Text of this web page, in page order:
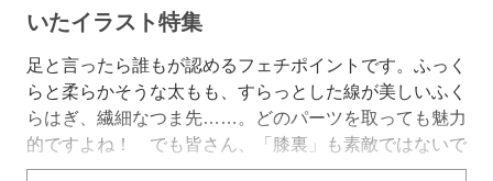
いたイラスト特集
足と言ったら誰もが認めるフェチポイントです。ふっく
らと柔らかそうな太もも、すらっとした線が美しいふく
らはぎ、繊細なつま先……。どのパーツを取っても魅力
的ですよね！ でも皆さん、「膝裏」も素敵ではないで
すか？ 膝裏はひかがみともいい、文字通り膝の裏のく